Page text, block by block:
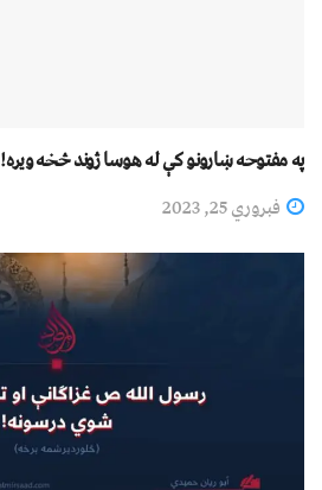
په مفتوحه ښارونو کې له هوسا ژوند څخه ويره!
فبروري 25, 2023